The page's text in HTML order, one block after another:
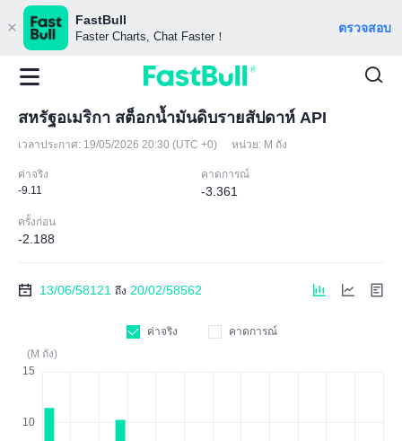
FastBull
Faster Charts, Chat Faster！
ตรวจสอบ
สหรัฐอเมริกา สต็อกน้ำมันดิบรายสัปดาห์ API
เวลาประกาศ: 19/05/2026 20:30 (UTC +0) หน่วย: M ถัง
ค่าจริง
-9.11
คาดการณ์
-3.361
ครั้งก่อน
-2.188
13/06/58121 ถึง 20/02/58562
ค่าจริง
คาดการณ์
(M ถัง)